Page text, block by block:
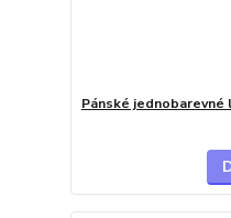
Pánské jednobarevné